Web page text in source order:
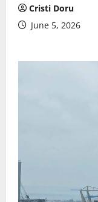
Cristi Doru
June 5, 2026